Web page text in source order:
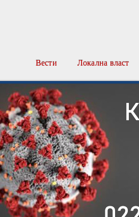
Вести Локална власт